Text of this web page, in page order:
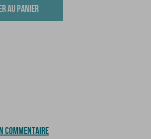
AU PANIER
COMMENTAIRE